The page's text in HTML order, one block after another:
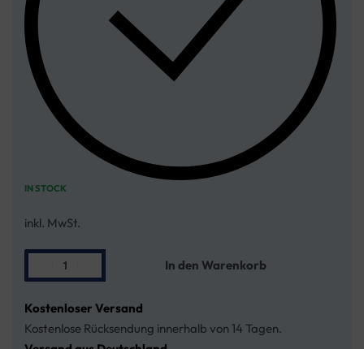
IN STOCK
inkl. MwSt.
In den Warenkorb
Kostenloser Versand
Kostenlose Rücksendung innerhalb von 14 Tagen.